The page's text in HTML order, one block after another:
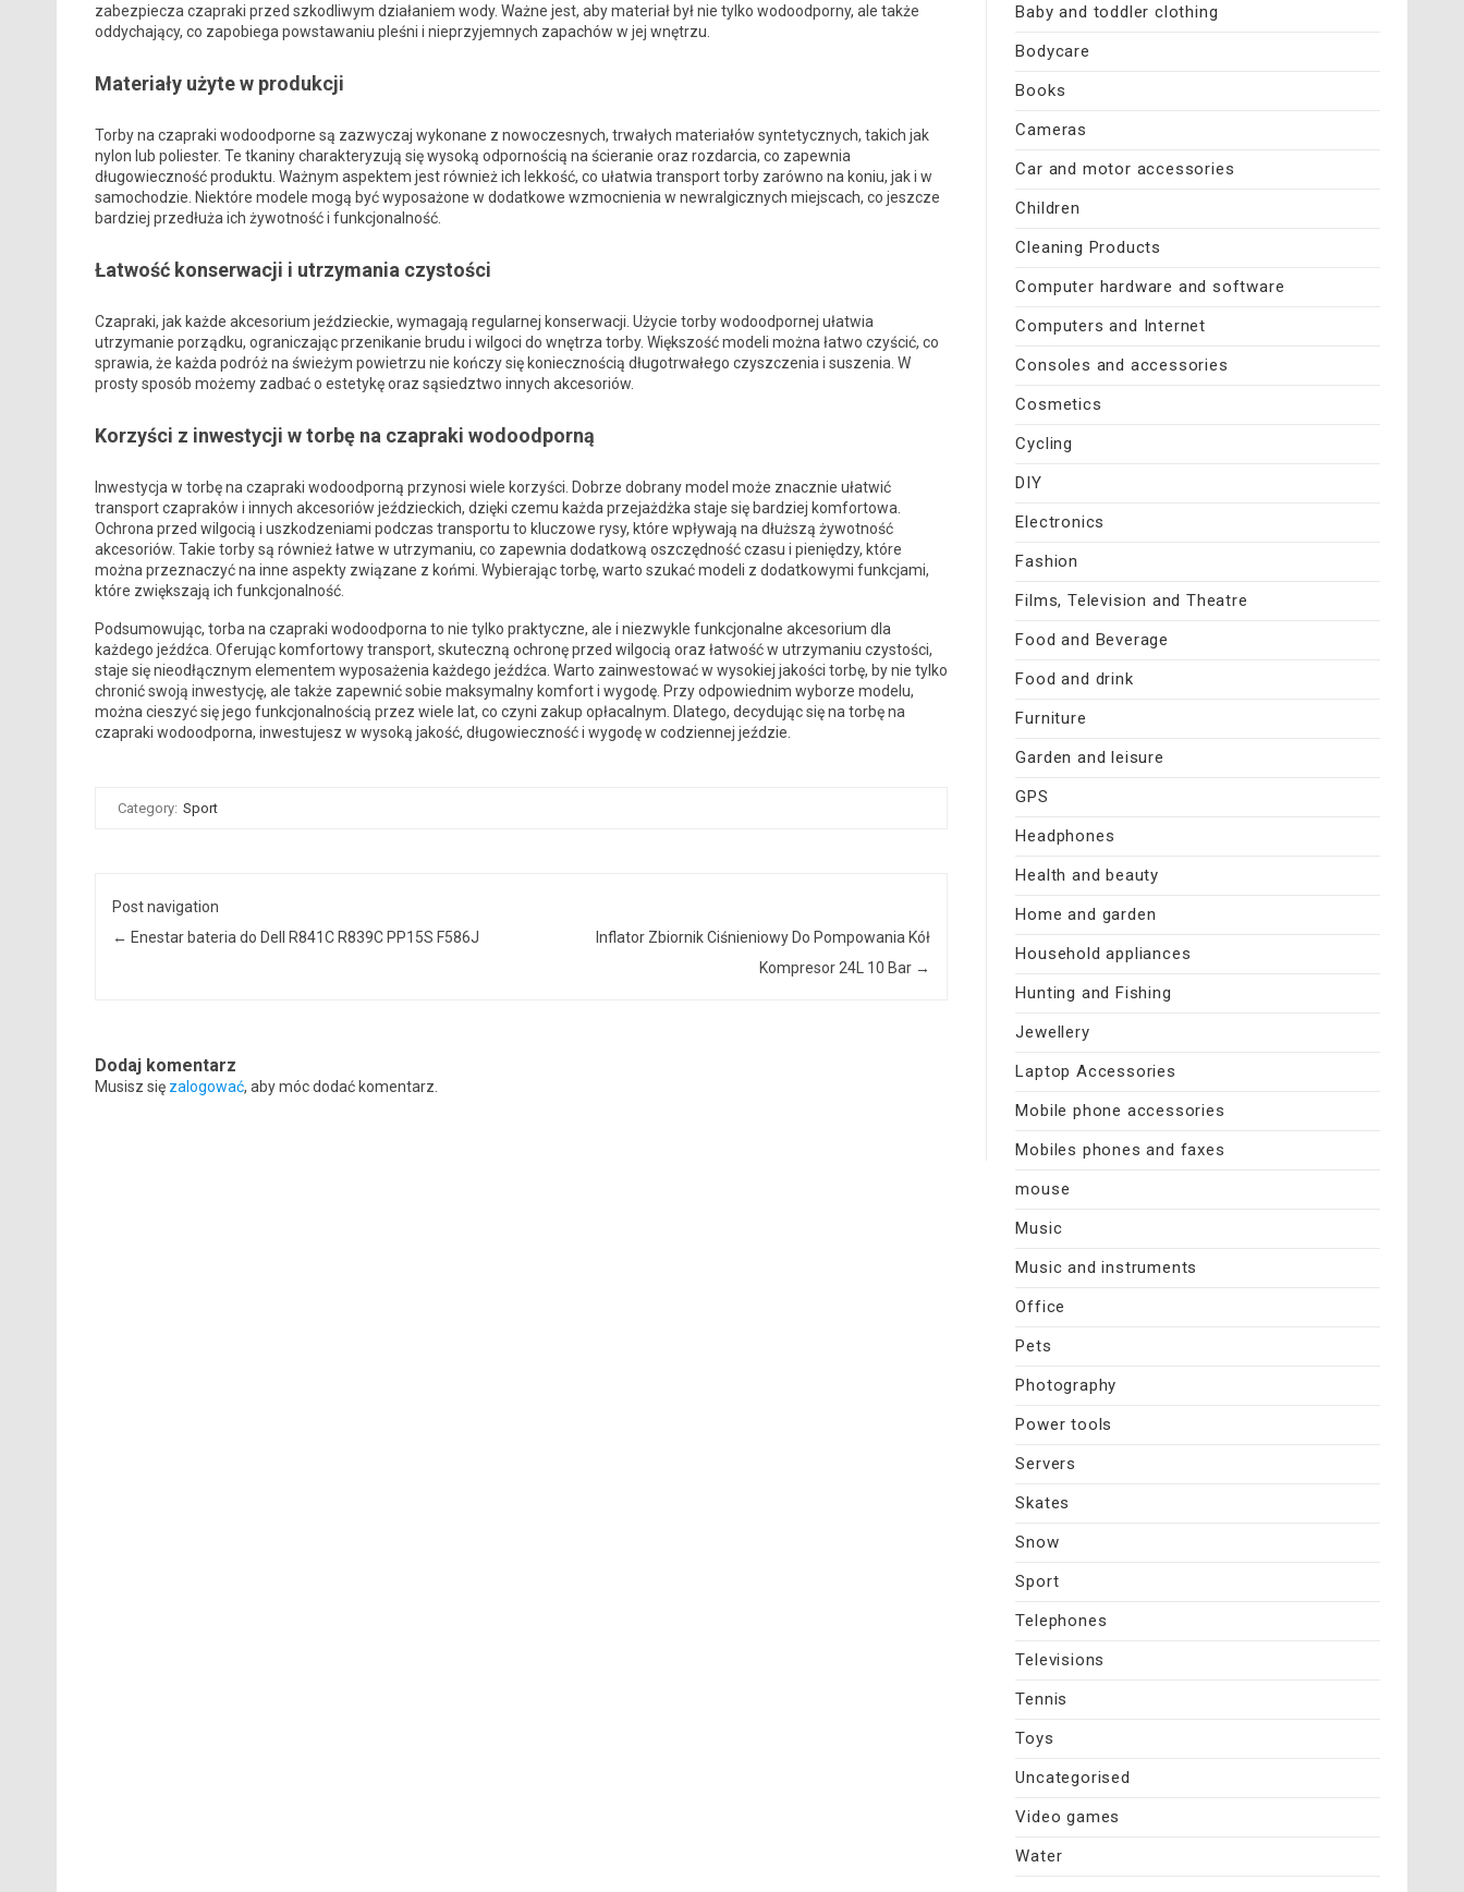
zabezpiecza czapraki przed szkodliwym działaniem wody. Ważne jest, aby materiał był nie tylko wodoodporny, ale także
oddychający, co zapobiega powstawaniu pleśni i nieprzyjemnych zapachów w jej wnętrzu.
Materiały użyte w produkcji
Torby na czapraki wodoodporne są zazwyczaj wykonane z nowoczesnych, trwałych materiałów syntetycznych, takich jak
nylon lub poliester. Te tkaniny charakteryzują się wysoką odpornością na ścieranie oraz rozdarcia, co zapewnia
długowieczność produktu. Ważnym aspektem jest również ich lekkość, co ułatwia transport torby zarówno na koniu, jak i w
samochodzie. Niektóre modele mogą być wyposażone w dodatkowe wzmocnienia w newralgicznych miejscach, co jeszcze
bardziej przedłuża ich żywotność i funkcjonalność.
Łatwość konserwacji i utrzymania czystości
Czapraki, jak każde akcesorium jeździeckie, wymagają regularnej konserwacji. Użycie torby wodoodpornej ułatwia
utrzymanie porządku, ograniczając przenikanie brudu i wilgoci do wnętrza torby. Większość modeli można łatwo czyścić, co
sprawia, że każda podróż na świeżym powietrzu nie kończy się koniecznością długotrwałego czyszczenia i suszenia. W
prosty sposób możemy zadbać o estetykę oraz sąsiedztwo innych akcesoriów.
Korzyści z inwestycji w torbę na czapraki wodoodporną
Inwestycja w torbę na czapraki wodoodporną przynosi wiele korzyści. Dobrze dobrany model może znacznie ułatwić
transport czapraków i innych akcesoriów jeździeckich, dzięki czemu każda przejażdżka staje się bardziej komfortowa.
Ochrona przed wilgocią i uszkodzeniami podczas transportu to kluczowe rysy, które wpływają na dłuższą żywotność
akcesoriów. Takie torby są również łatwe w utrzymaniu, co zapewnia dodatkową oszczędność czasu i pieniędzy, które
można przeznaczyć na inne aspekty związane z końmi. Wybierając torbę, warto szukać modeli z dodatkowymi funkcjami,
które zwiększają ich funkcjonalność.
Podsumowując, torba na czapraki wodoodporna to nie tylko praktyczne, ale i niezwykle funkcjonalne akcesorium dla
każdego jeźdźca. Oferując komfortowy transport, skuteczną ochronę przed wilgocią oraz łatwość w utrzymaniu czystości,
staje się nieodłącznym elementem wyposażenia każdego jeźdźca. Warto zainwestować w wysokiej jakości torbę, by nie tylko
chronić swoją inwestycję, ale także zapewnić sobie maksymalny komfort i wygodę. Przy odpowiednim wyborze modelu,
można cieszyć się jego funkcjonalnością przez wiele lat, co czyni zakup opłacalnym. Dlatego, decydując się na torbę na
czapraki wodoodporna, inwestujesz w wysoką jakość, długowieczność i wygodę w codziennej jeździe.
Category: Sport
Post navigation
← Enestar bateria do Dell R841C R839C PP15S F586J
Inflator Zbiornik Ciśnieniowy Do Pompowania Kół
Kompresor 24L 10 Bar →
Dodaj komentarz
Musisz się zalogować, aby móc dodać komentarz.
Baby and toddler clothing
Bodycare
Books
Cameras
Car and motor accessories
Children
Cleaning Products
Computer hardware and software
Computers and Internet
Consoles and accessories
Cosmetics
Cycling
DIY
Electronics
Fashion
Films, Television and Theatre
Food and Beverage
Food and drink
Furniture
Garden and leisure
GPS
Headphones
Health and beauty
Home and garden
Household appliances
Hunting and Fishing
Jewellery
Laptop Accessories
Mobile phone accessories
Mobiles phones and faxes
mouse
Music
Music and instruments
Office
Pets
Photography
Power tools
Servers
Skates
Snow
Sport
Telephones
Televisions
Tennis
Toys
Uncategorised
Video games
Water